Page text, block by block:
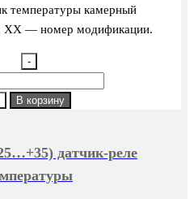
температуры камерный
ХХ — номер модификации.
-
В корзину
датчик-реле